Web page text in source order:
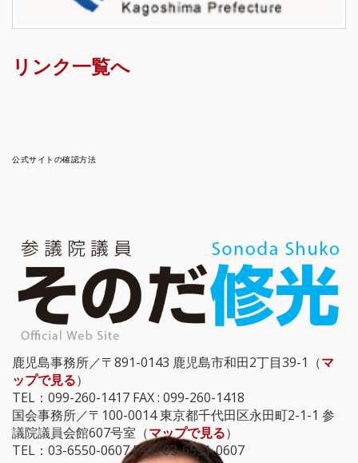
リンク一覧へ
公式サイトの確認方法
鹿児島事務所／〒891-0143 鹿児島市和田2丁目39-1（マ
ップで見る）
TEL：099-260-1417 FAX : 099-260-1418
国会事務所／〒100-0014 東京都千代田区永田町2-1-1 参
議院議員会館607号室（マップで見る）
TEL：03-6550-0607 FAX : 03-6551-0607